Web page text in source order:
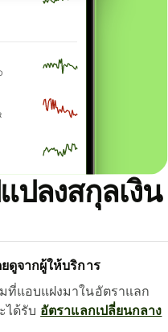
ปลงสกุลเงิน
ดูจากผู้ให้บริการ
ที่แอบแฝงมาในอัตราแลก
ได้รับ อัตราแลกเปลี่ยนกลาง